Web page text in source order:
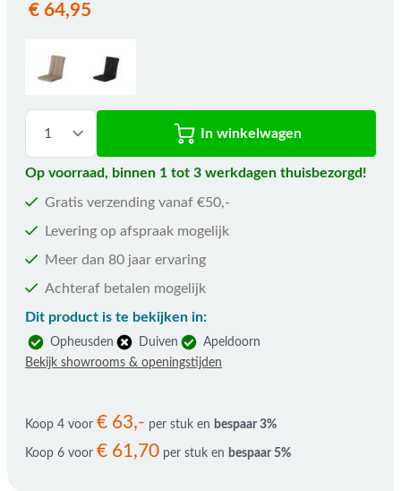
€ 64,95
In winkelwagen
Op voorraad, binnen 1 tot 3 werkdagen thuisbezorgd!
Gratis verzending vanaf €50,-
Levering op afspraak mogelijk
Meer dan 80 jaar ervaring
Achteraf betalen mogelijk
Dit product is te bekijken in:
Opheusden Duiven
Apeldoorn
Bekijk showrooms & openingstijden
Koop 4 voor € 63,- per stuk en bespaar 3%
Koop 6 voor € 61,70 per stuk en bespaar 5%